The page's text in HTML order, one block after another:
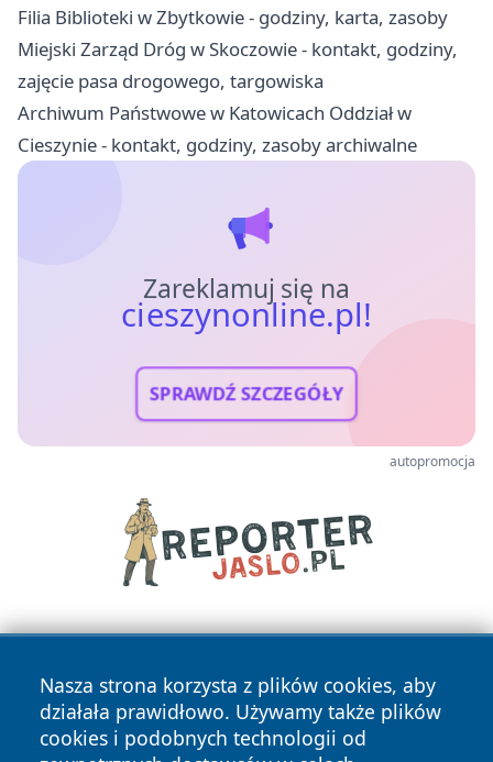
Filia Biblioteki w Zbytkowie - godziny, karta, zasoby
Miejski Zarząd Dróg w Skoczowie - kontakt, godziny,
zajęcie pasa drogowego, targowiska
Archiwum Państwowe w Katowicach Oddział w
Cieszynie - kontakt, godziny, zasoby archiwalne
Zareklamuj się na
cieszynonline.pl!
SPRAWDŹ SZCZEGÓŁY
autopromocja
Nasza strona korzysta z plików cookies, aby
działała prawidłowo. Używamy także plików
cookies i podobnych technologii od